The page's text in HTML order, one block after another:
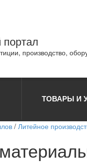
производство,
ТОВАРЫ И
/ Литейное